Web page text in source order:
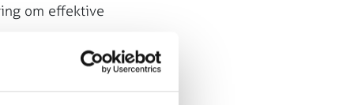
om effektive